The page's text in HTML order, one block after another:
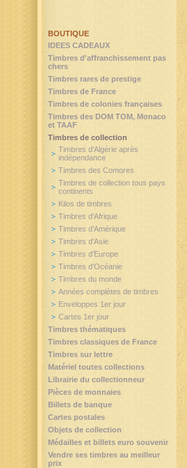
BOUTIQUE
IDEES CADEAUX
Timbres d'affranchissement pas
chers
Timbres rares de prestige
Timbres de France
Timbres de colonies françaises
Timbres des DOM TOM, Monaco
et TAAF
Timbres de collection
Timbres d'Algérie après
indépendance
Timbres des Comores
Timbres de collection tous pays
continents
Kilos de timbres
Timbres d'Afrique
Timbres d'Amérique
Timbres d'Asie
Timbres d'Europe
Timbres d'Océanie
Timbres du monde
Années complètes de timbres
Enveloppes 1er jour
Cartes 1er jour
Timbres thématiques
Timbres classiques de France
Timbres sur lettre
Matériel toutes collections
Librairie du collectionneur
Pièces de monnaies
Billets de banque
Cartes postales
Objets de collection
Médailles et billets euro souvenir
Vendre ses timbres au meilleur
prix